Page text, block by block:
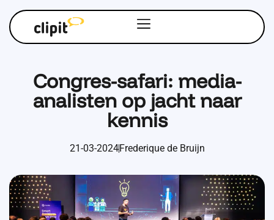
Congres-safari: media-
analisten op jacht naar
kennis
21-03-2024Frederique de Bruijn